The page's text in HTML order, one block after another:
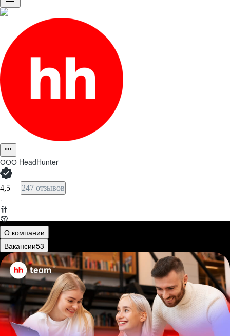
ООО HeadHunter
4,5 247 отзывов
·
О компании
Вакансии53